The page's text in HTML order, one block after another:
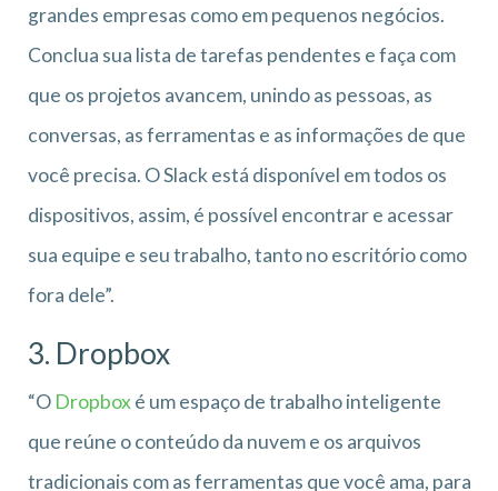
grandes empresas como em pequenos negócios.
Conclua sua lista de tarefas pendentes e faça com
que os projetos avancem, unindo as pessoas, as
conversas, as ferramentas e as informações de que
você precisa. O Slack está disponível em todos os
dispositivos, assim, é possível encontrar e acessar
sua equipe e seu trabalho, tanto no escritório como
fora dele”.
3. Dropbox
“O Dropboxé um espaço de trabalho inteligente
que reúne o conteúdo da nuvem e os arquivos
tradicionais com as ferramentas que você ama, para